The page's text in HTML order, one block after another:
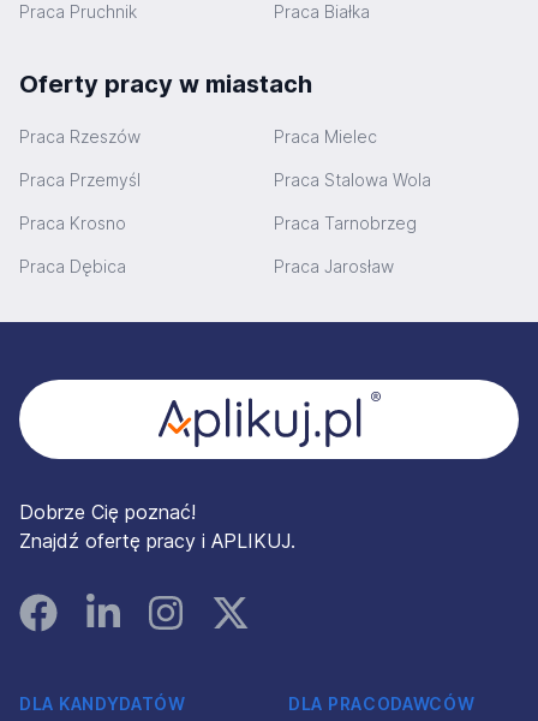
Praca Pruchnik Praca Białka
Oferty pracy w miastach
Praca Rzeszów Praca Mielec
Praca Przemyśl Praca Stalowa Wola
Praca Krosno Praca Tarnobrzeg
Praca Dębica Praca Jarosław
Dobrze Cię poznać!
Znajdź ofertę pracy i APLIKUJ.
FacebookLinked InInstagramInstagram
DLA KANDYDATÓW DLA PRACODAWCÓW